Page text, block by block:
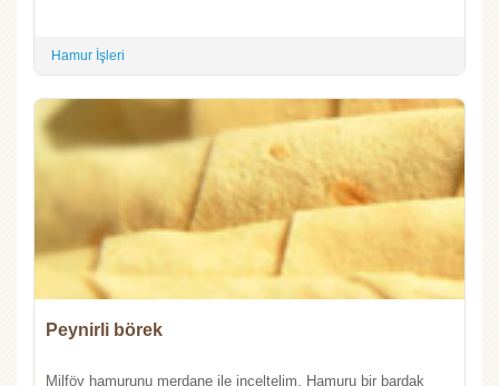
Hamur İşleri
Peynirli börek
Milföy hamurunu merdane ile inceltelim. Hamuru bir bardak